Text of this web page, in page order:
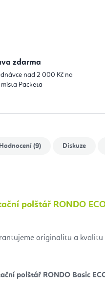
zdarma
nad 2 000 Kč na
Packeta
Hodnocení (9) Diskuze
polštář RONDO
originalitu a kvalitu
polštář RONDO Basic